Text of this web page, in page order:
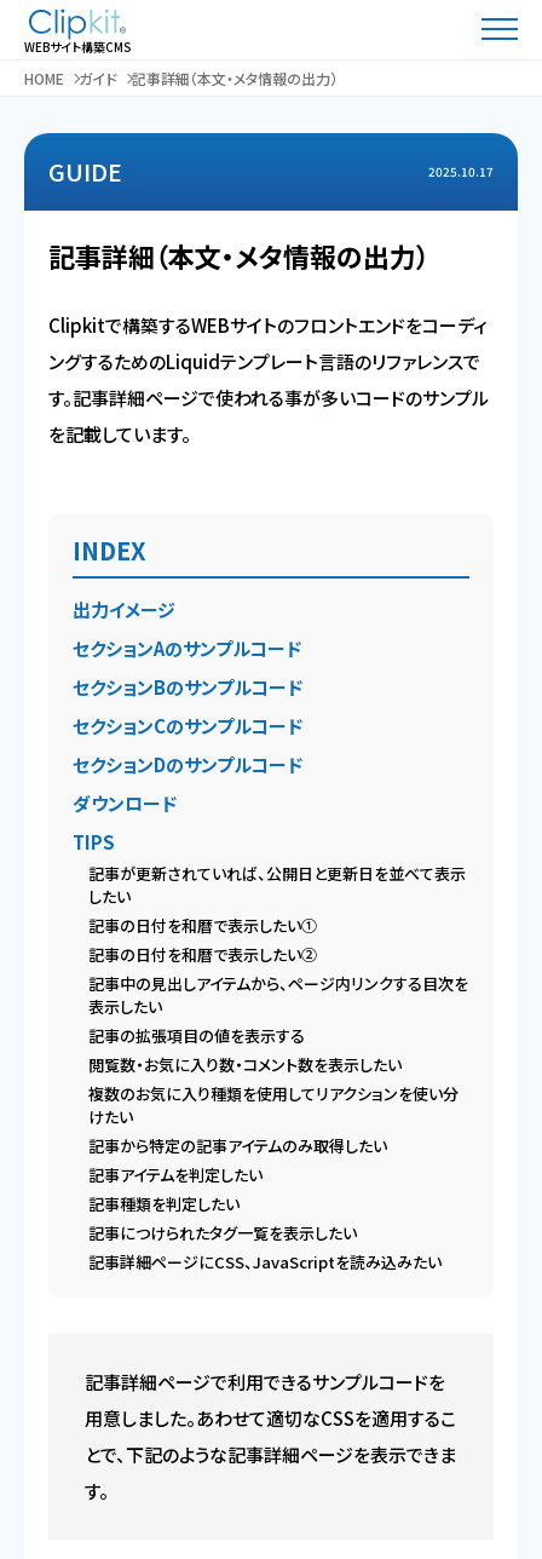
WEBサイト構築CMS
HOME ガイド 記事詳細（本文・メタ情報の出力）
GUIDE 2025.10.17
記事詳細（本文・メタ情報の出力）
Clipkitで構築するWEBサイトのフロントエンドをコーディ
ングするためのLiquidテンプレート言語のリファレンスで
す。記事詳細ページで使われる事が多いコードのサンプル
を記載しています。
INDEX
出力イメージ
セクションAのサンプルコード
セクションBのサンプルコード
セクションCのサンプルコード
セクションDのサンプルコード
ダウンロード
TIPS
記事が更新されていれば、公開日と更新日を並べて表示
したい
記事の日付を和暦で表示したい①
記事の日付を和暦で表示したい②
記事中の見出しアイテムから、ページ内リンクする目次を
表示したい
記事の拡張項目の値を表示する
閲覧数・お気に入り数・コメント数を表示したい
複数のお気に入り種類を使用してリアクションを使い分
けたい
記事から特定の記事アイテムのみ取得したい
記事アイテムを判定したい
記事種類を判定したい
記事につけられたタグ一覧を表示したい
記事詳細ページにCSS、JavaScriptを読み込みたい
記事詳細ページで利用できるサンプルコードを
用意しました。あわせて適切なCSSを適用するこ
とで、下記のような記事詳細ページを表示できま
す。